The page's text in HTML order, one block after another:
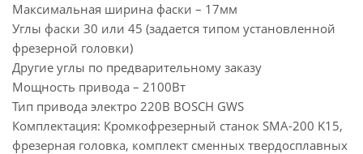
Максимальная ширина фаски – 17мм
Углы фаски 30 или 45 (задается типом установленной
фрезерной головки)
Другие углы по предварительному заказу
Мощность привода – 2100Вт
Тип привода электро 220В BOSCH GWS
Комплектация: Кромкофрезерный станок SMA-200 K15,
фрезерная головка, комплект сменных твердосплавных